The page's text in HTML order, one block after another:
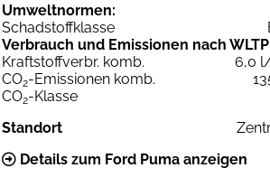
Umweltnormen:
Schadstoffklasse
Verbrauch und Emissionen nach
Kraftstoffverbr. komb.
6,0
CO2-Emissionen komb.
CO2-Klasse
Standort
Details zum Ford Puma anzeigen